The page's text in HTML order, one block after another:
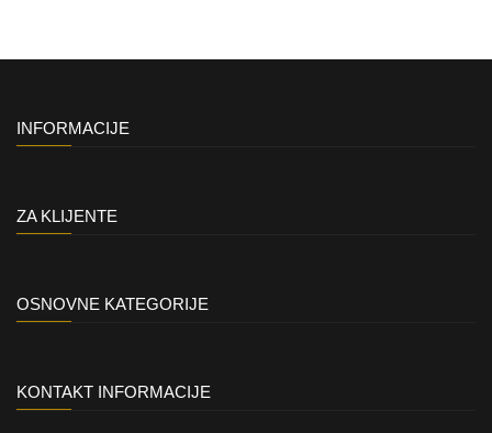
INFORMACIJE
ZA KLIJENTE
OSNOVNE KATEGORIJE
KONTAKT INFORMACIJE